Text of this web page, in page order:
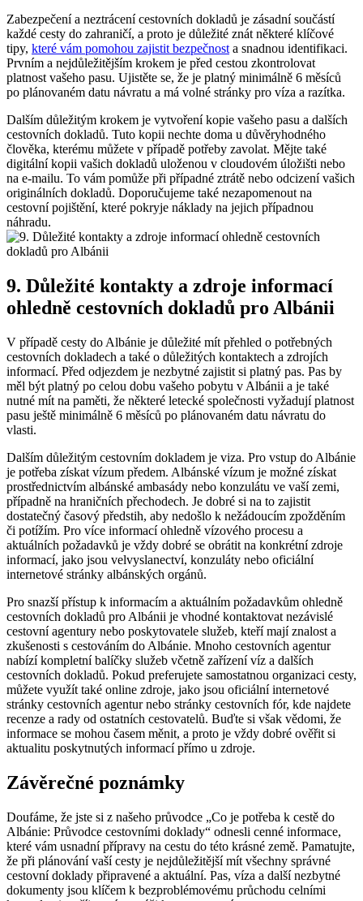
Zabezpečení a neztrácení cestovních dokladů je zásadní součástí
každé cesty do zahraničí, a⁢ proto je důležité znát ‌některé‌ klíčové
tipy, které vám pomohou zajistit bezpečnost a snadnou identifikaci.
Prvním a nejdůležitějším krokem je před cestou zkontrolovat
platnost vašeho pasu. Ujistěte se, že je platný ⁤minimálně 6 měsíců
po plánovaném datu návratu a má volné stránky pro víza a razítka.
Dalším ‌důležitým krokem je vytvoření kopie vašeho pasu a dalších
cestovních dokladů.​ Tuto kopii nechte doma ‌u důvěryhodného‌
člověka, kterému můžete v případě potřeby zavolat. Mějte také
digitální kopii vašich dokladů uloženou v cloudovém úložišti nebo
na e-mailu.‍ To vám pomůže při případné ztrátě nebo odcizení vašich
originálních dokladů. Doporučujeme také nezapomenout na
⁤cestovní pojištění, které pokryje náklady ​na jejich případnou
náhradu.
9. Důležité kontakty a zdroje informací
ohledně cestovních dokladů pro Albánii
V ‍případě cesty do Albánie je⁢ důležité mít přehled o ⁣potřebných
cestovních dokladech a také o⁢ důležitých kontaktech ⁤a ⁤zdrojích
informací. Před odjezdem je nezbytné zajistit si platný pas. Pas by
měl být platný po celou dobu vašeho pobytu v Albánii a⁣ je‍ také⁢
nutné mít na paměti, že některé letecké společnosti vyžadují platnost
‍pasu ještě minimálně 6⁤ měsíců po ⁢plánovaném datu návratu do
vlasti.
Dalším důležitým cestovním dokladem je viza. Pro vstup ⁢do Albánie
je potřeba získat vízum předem. Albánské vízum je možné získat
prostřednictvím albánské ambasády nebo konzulátu ve vaší zemi,
případně na hraničních přechodech. Je dobré si na to zajistit
⁤dostatečný časový předstih, aby nedošlo k nežádoucím zpožděním
či potížím. Pro ‌více informací ohledně vízového procesu a
aktuálních požadavků je vždy dobré se obrátit na konkrétní zdroje
informací, jako jsou velvyslanectví, konzuláty nebo oficiální
internetové stránky albánských orgánů.
Pro snazší přístup k informacím a aktuálním požadavkům ohledně
cestovních⁢ dokladů pro Albánii je vhodné‌ kontaktovat‌ nezávislé
cestovní ⁢agentury nebo poskytovatele služeb, kteří mají znalost a
zkušenosti s cestováním do Albánie. Mnoho cestovních⁢ agentur
nabízí kompletní balíčky služeb včetně ⁣zařízení‌ víz a dalších
cestovních dokladů. Pokud preferujete samostatnou organizaci cesty,
můžete využít⁢ také online zdroje, jako jsou oficiální internetové
stránky cestovních agentur nebo ‌stránky cestovních fór, kde najdete
recenze a rady od ostatních cestovatelů. Buďte ‍si však vědomi, že
informace se mohou časem měnit, a proto je vždy dobré ověřit si
aktualitu‍ poskytnutých informací přímo u zdroje.
Závěrečné poznámky
Doufáme, že jste si z našeho průvodce „Co je potřeba k cestě do
Albánie: Průvodce cestovními doklady“ odnesli cenné informace,
které vám usnadní⁢ přípravy na cestu do této krásné země. Pamatujte,
že při plánování vaší cesty‍ je nejdůležitější mít všechny správné
cestovní doklady připravené a aktuální. Pas, víza a další nezbytné
dokumenty jsou klíčem k bezproblémovému⁤ průchodu celními